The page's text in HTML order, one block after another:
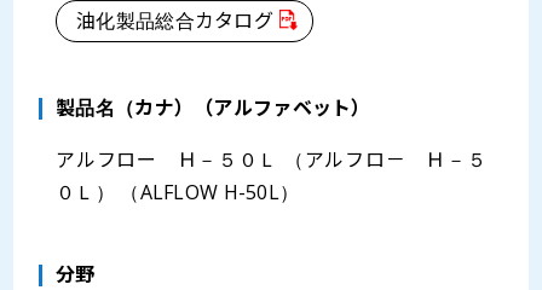
油化製品総合カタログ
製品名（カナ）（アルファベット）
アルフロー Ｈ－５０Ｌ （アルフロ－ Ｈ－５
０Ｌ） （ALFLOW H-50L）
分野